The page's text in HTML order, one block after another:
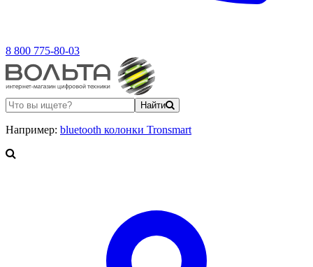
8 800 775-80-03
Найти
Например: bluetooth колонки Tronsmart